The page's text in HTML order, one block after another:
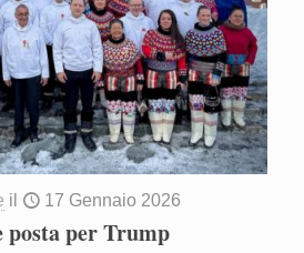
il 17 Gennaio 2026
posta per Trump